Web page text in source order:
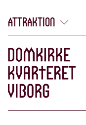
attraktion